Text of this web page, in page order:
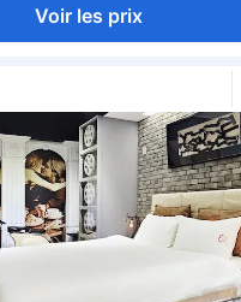
Voir les prix